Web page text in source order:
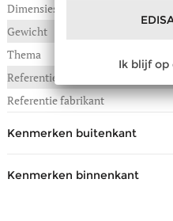
Dimensies
Gewicht
Thema
Referentie :
Referentie fabrikant
Kenmerken buitenkant
Kenmerken binnenkant
Ik blijf op